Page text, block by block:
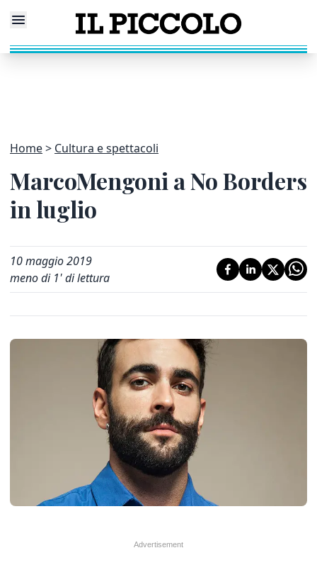
Home Cultura e spettacoli
MarcoMengoni a No Borders
in luglio
10 maggio 2019
meno di 1' di lettura